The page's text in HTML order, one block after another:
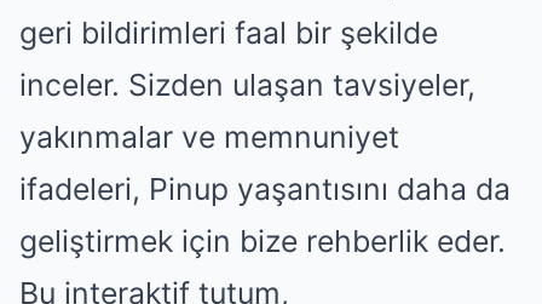
geri bildirimleri faal bir şekilde
inceler. Sizden ulaşan tavsiyeler,
yakınmalar ve memnuniyet
ifadeleri, Pinup yaşantısını daha da
geliştirmek için bize rehberlik eder.
Bu interaktif tutum,